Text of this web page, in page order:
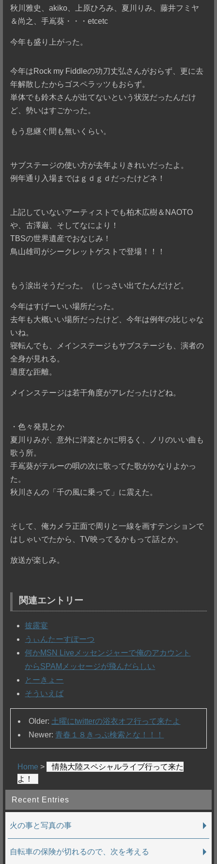
秋川雅史、akiko、上原ひろみ、夏川りみ、藤井フミヤ
＆尚之、手嶌葵・・・etcetc
今年も盛り上がった。
今年はRock my Fiddleの功刀丈弘さんがおらず、更に去
年解散したからゴスペラッツもおらず。
単体でも鈴木さんが出てないという状況だったんだけ
ど、勢いはすごかった。
もう息継ぐ間も無いくらい。
サブステージの使い方が去年よりきれいだったよ。
例年通り入場まではｇｄｇｄだったけどネ！
上記していないアーティストでも柏木広樹＆NAOTO
や、古澤巌、そしてなにより！
TBSの世界遺産でおなじみ！
鳥山雄司がシークレットゲストで登場！！！
もう涙出そうだった。（じっさい出てたんだけど。
今年はすげーいい場所だった。
去年も大概いい場所だったけど、今年は例年の比じゃな
いね。
寝転んでも、メインステージもサブステージも、演者の
全身が見れる。
適度な距離。
メインステージは若干角度がアレだったけどね。
・色々発見とか
夏川りみが、意外に洋楽とかに明るく、ノリのいい曲も
歌う所。
手嶌葵がテルーの唄の次に歌ってた歌がかなりよかっ
た。
秋川さんの「千の風に乗って」に震えた。
そして、俺カメラ正面で周りと一線を画すテンションで
はしゃいでたから、TV映ってるかもって話とか。
放送が楽しみ。
関連エントリー
披露宴
うぃんたーすぽーつ
何かMSN Liveメッセンジャーで俺のアカウント
からSPAMメッセージが飛んだらしい
とーきょー
そういえば
Older: 土曜にtwitterの浴衣オフ行って来たよ
Newer:青春１８きっぷ検索とな！！！
Home >
情熱大陸スペシャルライブ行って来た
よ！
Recent Entries
火の事と写真の事
自転車の保険が切れるので、次を考える